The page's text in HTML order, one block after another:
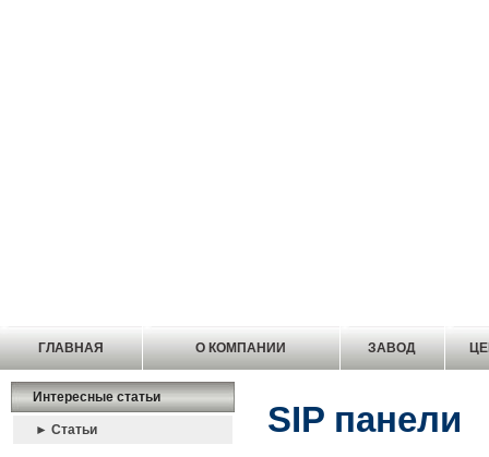
ГЛАВНАЯ О КОМПАНИИ ЗАВОД
Интересные статьи
► Статьи SIP панели